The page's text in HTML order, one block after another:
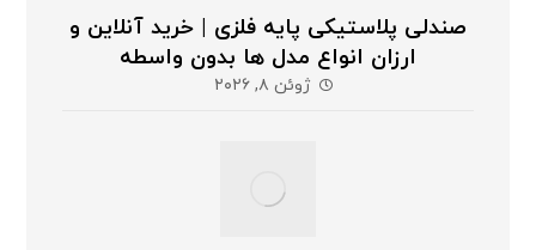
صندلی پلاستیکی پایه فلزی | خرید آنلاین و
ارزان انواع مدل ها بدون واسطه
ژوئن ۸, ۲۰۲۶